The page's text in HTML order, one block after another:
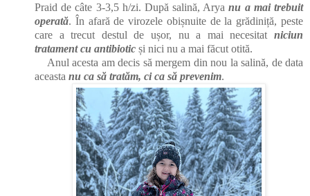
Praid de câte 3-3,5 h/zi. După salină, Aryanu a mai trebuit
operată. În afară de virozele obișnuite de la grădiniță, peste
care a trecut destul de ușor, nu a mai necesitat niciun
tratament cu antibiotic și nici nu a mai făcut otită.
Anul acesta am decis să mergem din nou la salină, de data
aceasta nu ca să tratăm, ci ca să prevenim.